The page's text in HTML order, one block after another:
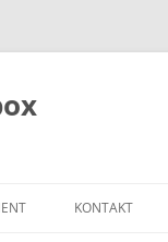
KONTAKT